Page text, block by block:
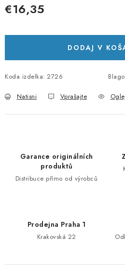
€16,35
DODAJ V
Koda izdelka: 2726
Natisni Vprašajte
Garance originálních
produktů
Distribuce přímo od výrobců
Prodejna Praha 1
Krakovská 22